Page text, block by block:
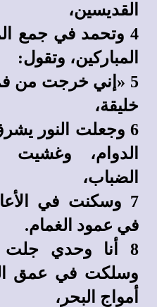
القديسين،
4 وتحمد في جمع
المباركين، وتقول:
5 «إني خرجت من
خليقة،
6 وجعلت النور
الدوام، وغشيت
الضباب،
7 وسكنت في
في عمود الغمام.
8 أنا وحدي
وسلكت في عمق
أمواج البحر،